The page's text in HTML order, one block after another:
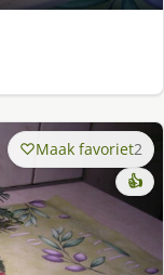
Maak favoriet2
👍